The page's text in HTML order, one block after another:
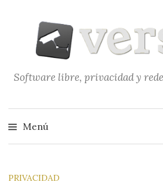
contenido
Software libre, privacidad y
Menú
PRIVACIDAD